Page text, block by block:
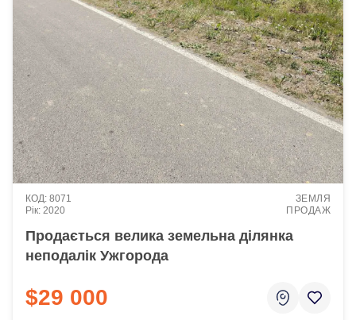
Продається велика земельна ділянка
неподалік Ужгорода
2020
8071
ЗЕМЛЯ
ПРОДАЖ
$29 000